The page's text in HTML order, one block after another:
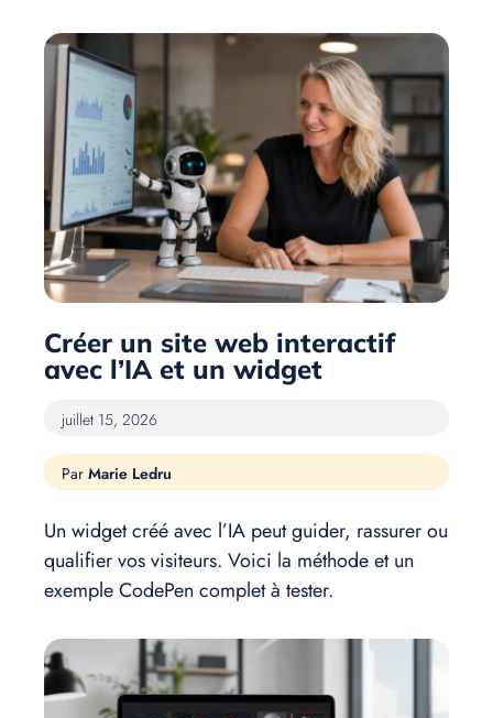
Créer un site web interactif
avec l’IA et un widget
juillet 15, 2026
Marie Ledru
Un widget créé avec l’IA peut guider, rassurer ou
qualifier vos visiteurs. Voici la méthode et un
exemple CodePen complet à tester.